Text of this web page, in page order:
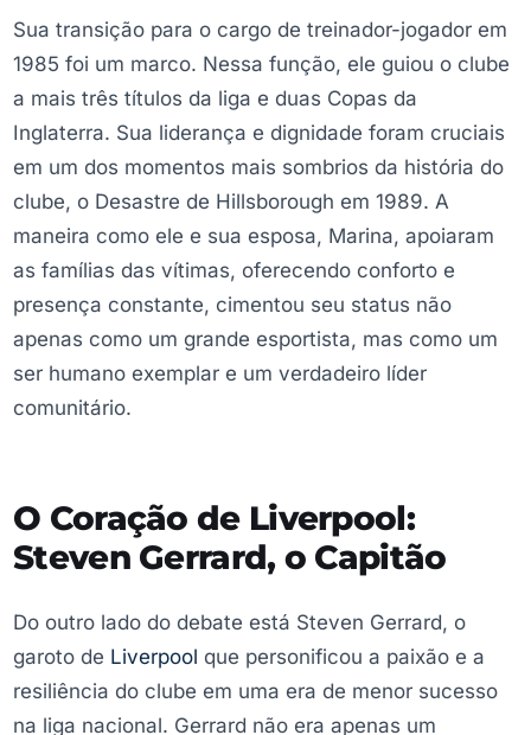
Sua transição para o cargo de treinador-jogador em
1985 foi um marco. Nessa função, ele guiou o clube
a mais três títulos da liga e duas Copas da
Inglaterra. Sua liderança e dignidade foram cruciais
em um dos momentos mais sombrios da história do
clube, o Desastre de Hillsborough em 1989. A
maneira como ele e sua esposa, Marina, apoiaram
as famílias das vítimas, oferecendo conforto e
presença constante, cimentou seu status não
apenas como um grande esportista, mas como um
ser humano exemplar e um verdadeiro líder
comunitário.
O Coração de Liverpool:
Steven Gerrard, o Capitão
Do outro lado do debate está Steven Gerrard, o
garoto de Liverpool que personificou a paixão e a
resiliência do clube em uma era de menor sucesso
na liga nacional. Gerrard não era apenas um